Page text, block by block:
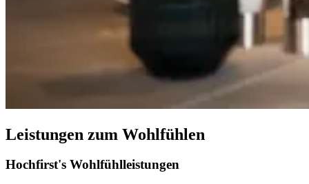
Leistungen zum Wohlfühlen
Hochfirst's Wohlfühlleistungen